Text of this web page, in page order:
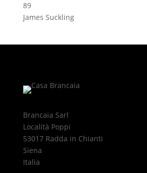
89
James Suckling
Brancaia Sarl
Località Poppi
53017 Radda in Chianti
Siena
Italia